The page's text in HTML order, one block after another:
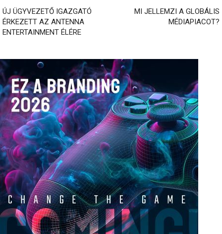
ÚJ ÜGYVEZETŐ IGAZGATÓ
ÉRKEZETT AZ ANTENNA
ENTERTAINMENT ÉLÉRE
MI JELLEMZI A GLOBÁLIS
MÉDIAPIACOT?